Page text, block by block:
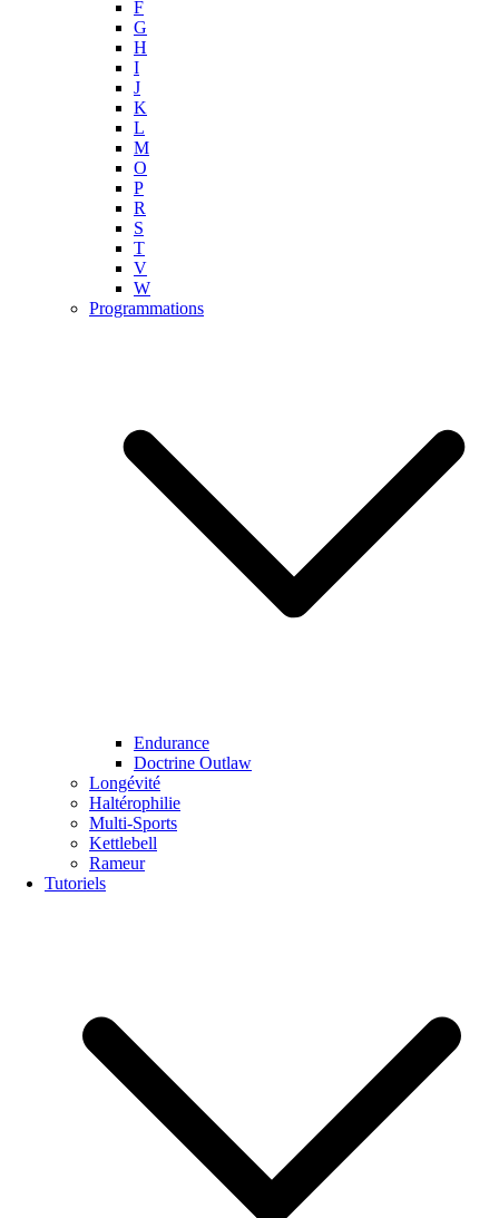
F
G
H
I
J
K
L
M
O
P
R
S
T
V
W
Programmations
Endurance
Doctrine Outlaw
Longévité
Haltérophilie
Multi-Sports
Kettlebell
Rameur
Tutoriels